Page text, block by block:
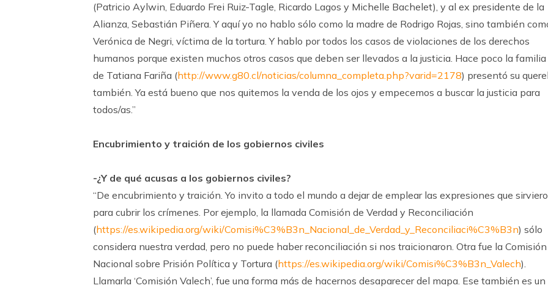
(Patricio Aylwin, Eduardo Frei Ruiz-Tagle, Ricardo Lagos y Michelle Bachelet), y al ex presidente de la
Alianza, Sebastián Piñera. Y aquí yo no hablo sólo como la madre de Rodrigo Rojas, sino también
Verónica de Negri, víctima de la tortura. Y hablo por todos los casos de violaciones de los derechos
humanos porque existen muchos otros casos que deben ser llevados a la justicia. Hace poco la familia
de Tatiana Fariña (http://www.g80.cl/noticias/columna_completa.php?varid=2178) presentó su
también. Ya está bueno que nos quitemos la venda de los ojos y empecemos a buscar la justicia para
todos/as.”
Encubrimiento y traición de los gobiernos civiles
-¿Y de qué acusas a los gobiernos civiles?
“De encubrimiento y traición. Yo invito a todo el mundo a dejar de emplear las expresiones que
para cubrir los crímenes. Por ejemplo, la llamada Comisión de Verdad y Reconciliación
(https://es.wikipedia.org/wiki/Comisi%C3%B3n_Nacional_de_Verdad_y_Reconciliaci%C3%B3n) sólo
considera nuestra verdad, pero no puede haber reconciliación si nos traicionaron. Otra fue la Comisión
Nacional sobre Prisión Política y Tortura (https://es.wikipedia.org/wiki/Comisi%C3%B3n_Valech).
Llamarla ‘Comisión Valech’, fue una forma más de hacernos desaparecer del mapa. Ese también es un